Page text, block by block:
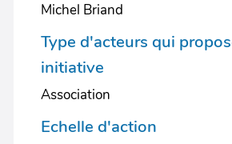
Michel Briand
Type d'acteurs qui
initiative
Association
Echelle d'action